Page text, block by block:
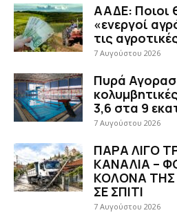
ΑΑΔΕ: Ποιοι
«ενεργοί
τις
7 Αυγούστου 2026
Πυρά
3,6 στα 9
7 Αυγούστου 2026
ΠΑΡΑ ΛΙΓΟ
ΚΑΝΑΛΙΑ –
ΚΟΛΟΝΑ ΤΗΣ
ΣΕ ΣΠΙΤΙ
7 Αυγούστου 2026